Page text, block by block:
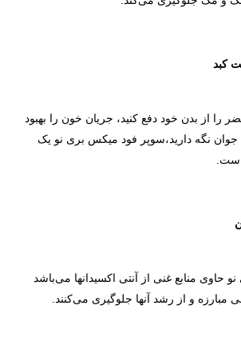
کبد
را از بدن خود دفع کنید، جریان خون را بهبود
نگه دارید،سوپر فود میکس بری نو یک
حاوی منابع غنی از آنتی اکسیدانها می‌باشد
مبارزه و از رشد آنها جلوگیری می‌کنند.